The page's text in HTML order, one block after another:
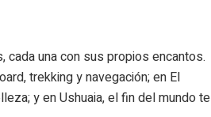
cada una con sus propios encantos.
trekking y navegación; en El
y en Ushuaia, el fin del mundo te